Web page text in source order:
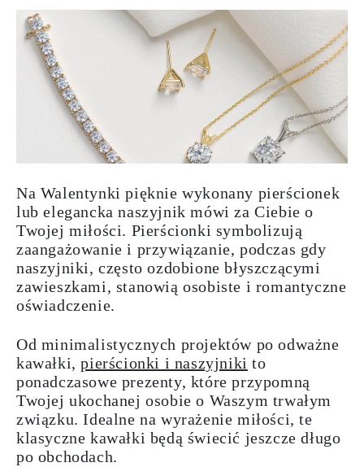
Na Walentynki pięknie wykonany pierścionek
lub elegancka naszyjnik mówi za Ciebie o
Twojej miłości. Pierścionki symbolizują
zaangażowanie i przywiązanie, podczas gdy
naszyjniki, często ozdobione błyszczącymi
zawieszkami, stanowią osobiste i romantyczne
oświadczenie.
Od minimalistycznych projektów po odważne
kawałki,pierścionki i naszyjniki to
ponadczasowe prezenty, które przypomną
Twojej ukochanej osobie o Waszym trwałym
związku. Idealne na wyrażenie miłości, te
klasyczne kawałki będą świecić jeszcze długo
po obchodach.